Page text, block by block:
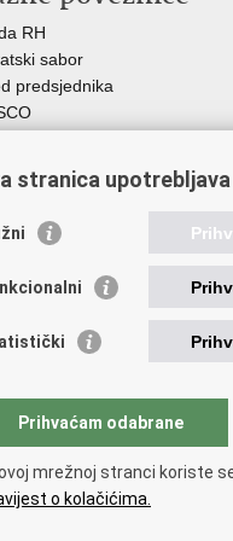
RH
sabor
predsjednika
zavod za socijalni rad
socijalne skrbi - ASOSK
centar
partnerstvo
stranica
Prihvaćam odabrane
mrežnoj stranci koriste
o kolačićima.